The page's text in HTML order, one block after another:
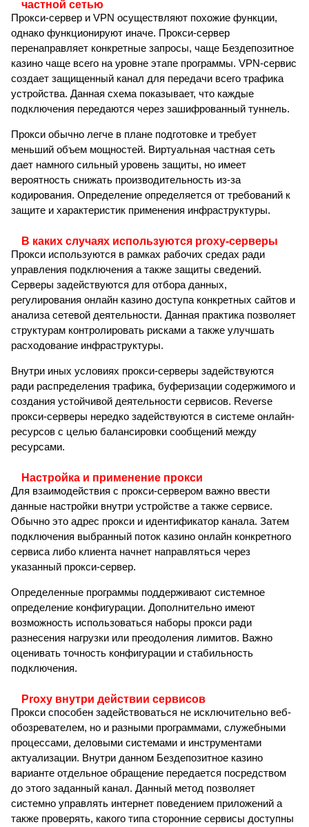
частной сетью
Прокси-сервер и VPN осуществляют похожие функции,
однако функционируют иначе. Прокси-сервер
перенаправляет конкретные запросы, чаще Бездепозитное
казино чаще всего на уровне этапе программы. VPN-сервис
создает защищенный канал для передачи всего трафика
устройства. Данная схема показывает, что каждые
подключения передаются через зашифрованный туннель.
Прокси обычно легче в плане подготовке и требует
меньший объем мощностей. Виртуальная частная сеть
дает намного сильный уровень защиты, но имеет
вероятность снижать производительность из-за
кодирования. Определение определяется от требований к
защите и характеристик применения инфраструктуры.
В каких случаях используются proxy-серверы
Прокси используются в рамках рабочих средах ради
управления подключения а также защиты сведений.
Серверы задействуются для отбора данных,
регулирования онлайн казино доступа конкретных сайтов и
анализа сетевой деятельности. Данная практика позволяет
структурам контролировать рисками а также улучшать
расходование инфраструктуры.
Внутри иных условиях прокси-серверы задействуются
ради распределения трафика, буферизации содержимого и
создания устойчивой деятельности сервисов. Reverse
прокси-серверы нередко задействуются в системе онлайн-
ресурсов с целью балансировки сообщений между
ресурсами.
Настройка и применение прокси
Для взаимодействия с прокси-сервером важно ввести
данные настройки внутри устройстве а также сервисе.
Обычно это адрес прокси и идентификатор канала. Затем
подключения выбранный поток казино онлайн конкретного
сервиса либо клиента начнет направляться через
указанный прокси-сервер.
Определенные программы поддерживают системное
определение конфигурации. Дополнительно имеют
возможность использоваться наборы прокси ради
разнесения нагрузки или преодоления лимитов. Важно
оценивать точность конфигурации и стабильность
подключения.
Proxy внутри действии сервисов
Прокси способен задействоваться не исключительно веб-
обозревателем, но и разными программами, служебными
процессами, деловыми системами и инструментами
актуализации. Внутри данном Бездепозитное казино
варианте отдельное обращение передается посредством
до этого заданный канал. Данный метод позволяет
системно управлять интернет поведением приложений а
также проверять, какого типа сторонние сервисы доступны